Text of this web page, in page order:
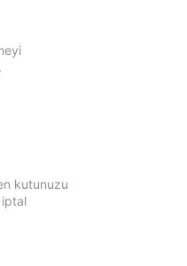
kutunuzu